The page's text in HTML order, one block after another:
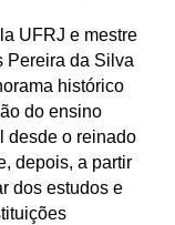
UFRJ e mestre
Pereira da Silva
histórico
do ensino
desde o reinado
depois, a partir
dos estudos e